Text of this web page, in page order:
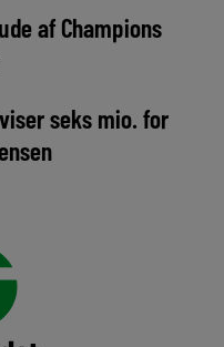
af Champions
seks mio. for